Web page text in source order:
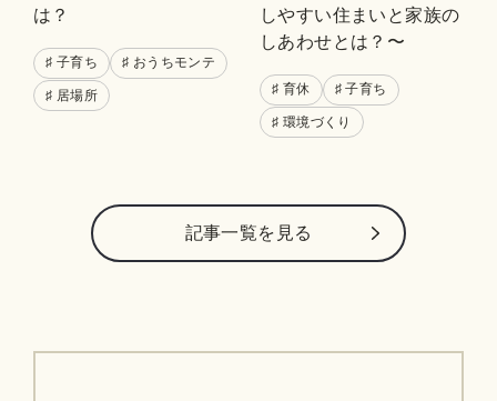
は？
♯ 子育ち ♯ おうちモンテ
♯ 居場所
しやすい住まいと家族の
しあわせとは？〜
♯ 育休 ♯ 子育ち
♯ 環境づくり
記事⼀覧を⾒る